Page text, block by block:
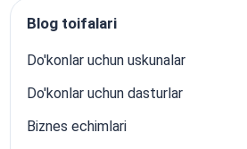
Blog toifalari
Do'konlar uchun uskunalar
Do'konlar uchun dasturlar
Biznes echimlari